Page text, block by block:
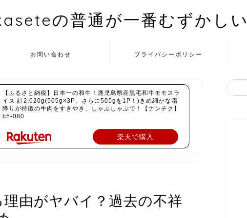
の普通が一番むずかしい
お問い合わせ プライバシーポリシー
【ふるさと納税】日本一の和牛！鹿児島県産黒毛和牛モモスラ
イス 計2,020g(505g×3P、さらに505gを1P！)きめ細かな霜
降りが特徴の牛肉をすきやき、しゃぶしゃぶで！【ナンチク】
b5-080
楽天で購入
由がヤバイ？過去の不祥